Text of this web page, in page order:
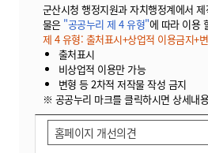
군산시청 행정지원과 자치행정계에서
물은 "공공누리 제 4 유형"에 따라 이용
제 4 유형: 출처표시+상업적 이용금지+
출처표시
비상업적 이용만 가능
변형 등 2차적 저작물 작성 금지
※ 공공누리 마크를 클릭하시면 상세내
홈페이지 개선의견